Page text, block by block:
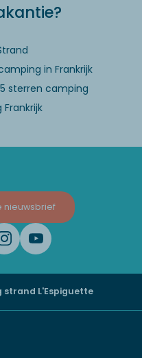
in Frankrijk
5 sterren camping
nieuwsbrief
strand L'Espiguette